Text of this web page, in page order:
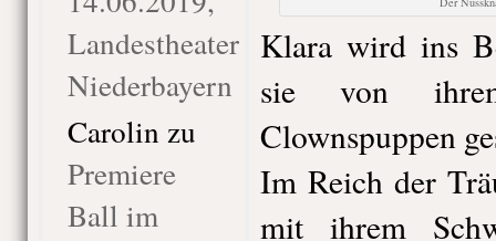
Landestheater
Niederbayern
Carolin zu
Premiere
Ball im
Klara wird ins
sie von
Clownspuppen
Im Reich der
mit ihrem